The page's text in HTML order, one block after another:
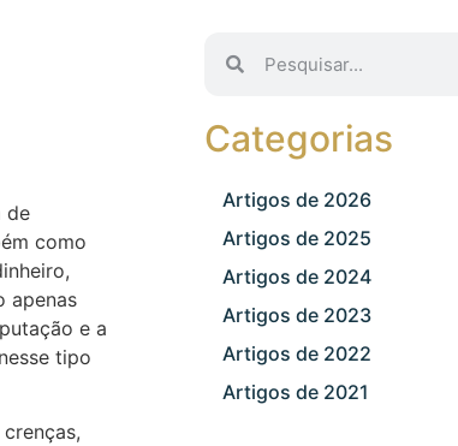
de
como
apenas
e a
tipo
Categorias
Artigos de 2026
Artigos de 2025
Artigos de 2024
Artigos de 2023
Artigos de 2022
Artigos de 2021